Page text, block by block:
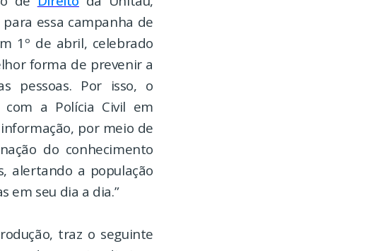
essa campanha de
1º de abril, celebrado
forma de prevenir a
pessoas. Por isso, o
a Polícia Civil em
por meio de
do conhecimento
alertando a população
em seu dia a dia.”
traz o seguinte